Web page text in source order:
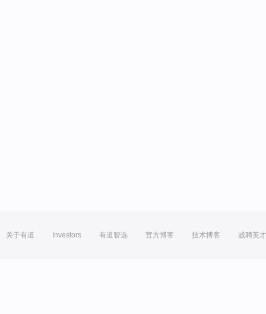
关于有道 Investors 有道智选 官方博客 技术博客 诚聘英才